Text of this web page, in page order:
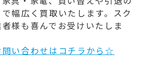
幅広く買取いたします。スク
様も喜んでお受けいたしま
い合わせはコチラから☆